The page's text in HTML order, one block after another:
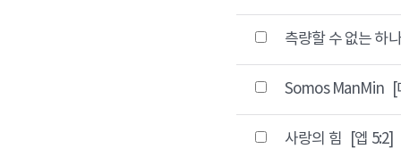
측량할 수 없는 하
Somos ManMin
사랑의 힘 [엡 5:2]